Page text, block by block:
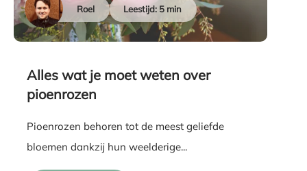
Roel Leestijd: 5 min
Alles wat je moet weten over
pioenrozen
Pioenrozen behoren tot de meest geliefde
bloemen dankzij hun weelderige...